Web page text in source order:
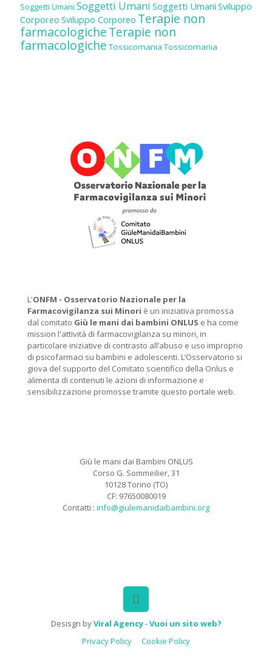
Soggetti Umani Soggetti Umani Soggetti Umani Sviluppo
Corporeo Sviluppo Corporeo Terapie non
farmacologicheTerapie non
farmacologiche Tossicomania Tossicomania
L'ONFM - Osservatorio Nazionale per la
Farmacovigilanza sui Minori è un iniziativa promossa
dal comitato Giù le mani dai bambini ONLUS e ha come
mission l'attività di farmacovigilanza su minori, in
particolare iniziative di contrasto all’abuso e uso improprio
di psicofarmaci su bambini e adolescenti. L’Osservatorio si
giova del supporto del Comitato scientifico della Onlus e
alimenta di contenuti le azioni di informazione e
sensibilizzazione promosse tramite questo portale web.
Giù le mani dai Bambini ONLUS
Corso G. Sommeilier, 31
10128 Torino (TO)
CF: 97650080019
Contatti : info@giulemanidaibambini.org
Desisgn byViral Agency-Vuoi un sito web?
Privacy Policy
Cookie Policy